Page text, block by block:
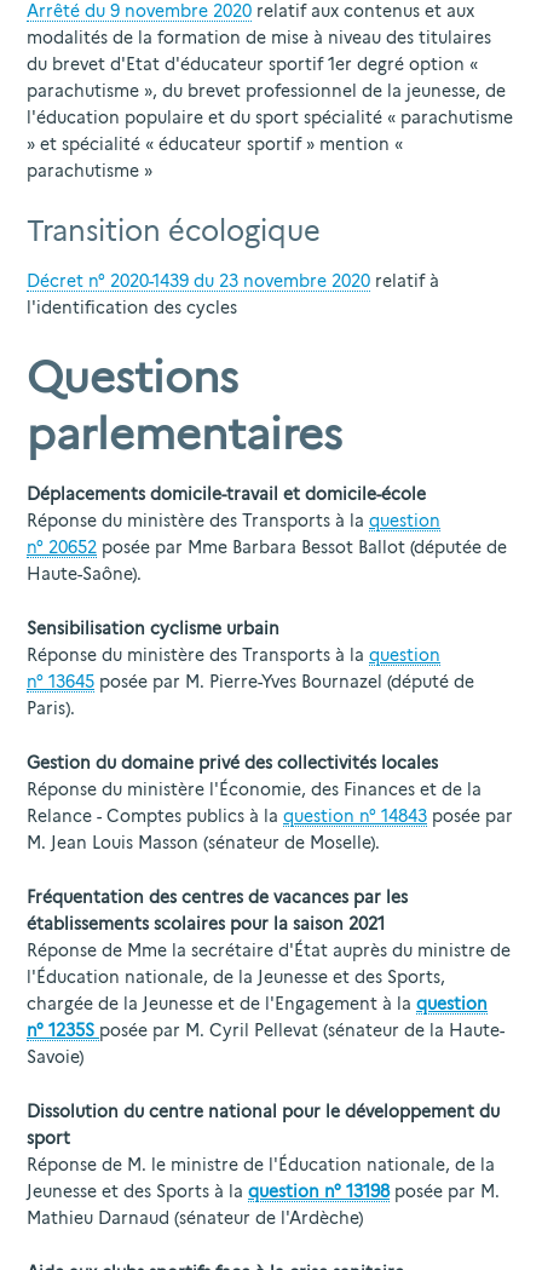
Arrêté du 9 novembre 2020 relatif aux contenus et aux
modalités de la formation de mise à niveau des titulaires
du brevet d'Etat d'éducateur sportif 1er degré option «
parachutisme », du brevet professionnel de la jeunesse, de
l'éducation populaire et du sport spécialité « parachutisme
» et spécialité « éducateur sportif » mention «
parachutisme »
Transition écologique
Décret n° 2020-1439 du 23 novembre 2020 relatif à
l'identification des cycles
Questions
parlementaires
Déplacements domicile-travail et domicile-école
Réponse du ministère des Transports à la question
n° 20652 posée par Mme Barbara Bessot Ballot (députée de
Haute-Saône).
Sensibilisation cyclisme urbain
Réponse du ministère des Transports à la question
n° 13645 posée par M. Pierre-Yves Bournazel (député de
Paris).
Gestion du domaine privé des collectivités locales
Réponse du ministère l'Économie, des Finances et de la
Relance - Comptes publics à la question n° 14843 posée par
M. Jean Louis Masson (sénateur de Moselle).
Fréquentation des centres de vacances par les
établissements scolaires pour la saison 2021
Réponse de Mme la secrétaire d'État auprès du ministre de
l'Éducation nationale, de la Jeunesse et des Sports,
chargée de la Jeunesse et de l'Engagement à la question
n° 1235S posée par M. Cyril Pellevat (sénateur de la Haute-
Savoie)
Dissolution du centre national pour le développement du
sport
Réponse de M. le ministre de l'Éducation nationale, de la
Jeunesse et des Sports à la question n° 13198 posée par M.
Mathieu Darnaud (sénateur de l'Ardèche)